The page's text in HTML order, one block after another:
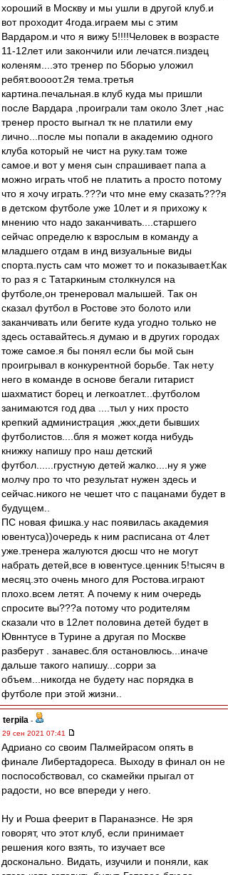
хороший в Москву и мы ушли в другой клуб.и
вот проходит 4года.играем мы с этим
Вардаром.и что я вижу 5!!!!Человек в возрасте
11-12лет или закончили или лечатся.пиздец
коленям....это тренер по 5борью уложил
ребят.воооот.2я тема.третья
картина.печальная.в клуб куда мы пришли
после Вардара ,проиграли там около 3лет ,нас
тренер просто выгнал тк не платили ему
лично...после мы попали в академию одного
клуба который не чист на руку.там тоже
самое.и вот у меня сын спрашивает папа а
можно играть чтоб не платить а просто потому
что я хочу играть.???и что мне ему сказать???я
в детском футболе уже 10лет и я прихожу к
мнению что надо заканчивать....старшего
сейчас определю к взрослым в команду а
младшего отдам в инд визуальные виды
спорта.пусть сам что может то и показывает.Как
то раз я с Татаркиным столкнулся на
футболе,он тренеровал малышей. Так он
сказал футбол в Ростове это болото или
заканчивать или бегите куда угодно только не
здесь оставайтесь.я думаю и в других городах
тоже самое.я бы понял если бы мой сын
проигрывал в конкурентной борьбе. Так нет.у
него в команде в основе бегали гитарист
шахматист борец и легкоатлет...футболом
занимаются год два ....тыл у них просто
крепкий администрация ,жкх,дети бывших
футболистов....бля я может когда нибудь
книжку напишу про наш детский
футбол......грустную детей жалко....ну я уже
молчу про то что результат нужен здесь и
сейчас.никого не чешет что с пацанами будет в
будущем..
ПС новая фишка.у нас появилась академия
ювентуса))очередь к ним расписана от 4лет
уже.тренера жалуются дюсш что не могут
набрать детей,все в ювентусе.ценник 5!тысяч в
месяц.это очень много для Ростова.играют
плохо.всем летят. А почему к ним очередь
спросите вы???а потому что родителям
сказали что в 12лет половина детей будет в
Ювннтусе в Турине а другая по Москве
разберут . занавес.бля остановлюсь...иначе
дальше такого напишу...сорри за
объем...никогда не будету нас порядка в
футболе при этой жизни..
terpila -
29 сен 2021 07:41
Адриано со своим Палмейрасом опять в
финале Либертадореса. Выходу в финал он не
поспособствовал, со скамейки прыгал от
радости, но все впереди у него.
Ну и Роша феерит в Паранаэнсе. Не зря
говорят, что этот клуб, если принимает
решения кого взять, то изучает все
досконально. Видать, изучили и поняли, как